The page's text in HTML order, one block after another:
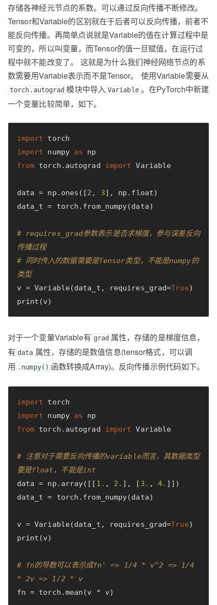
存储各神经元节点的系数。可以通过反向传播不断修改。
Tensor和Variable的区别就在于后者可以反向传播，前者不
能反向传播。再简单点说就是Variable的值在计算过程中是
可变的，所以叫变量，而Tensor的值一旦赋值，在运行过
程中就不能改变了。 这就是为什么我们神经网络节点的系
数需要用Variable表示而不是Tensor。 使用Variable需要从
torch.autograd 模块中导入 Variable 。在PyTorch中新建
一个变量比较简单，如下。
import
torch
import
numpy as
np
from torch.autograd import Variable
data = np . ones ([2 , 3], np . float)
data_t = torch . from_numpy(data)
# requires_grad参数表示是否求梯度，参与误差反向
传播过程
# 同时传入的数据需要是Tensor类型，不能是numpy的
类型
v = Variable(data_t , requires_grad=True)
print (v)
对于一个变量Variable有 grad 属性，存储的是梯度信息，
有 data 属性，存储的是数值信息(tensor格式，可以调
用 .numpy() 函数转换成Array)。反向传播示例代码如下。
import
torch
import
numpy as
np
from torch.autograd import Variable
# 注意对于需要反向传播的variable而言，其数据类型
要是float，不能是int
data = np . array([[ 1. , 2. ], [ 3. , 4. ]])
data_t = torch . from_numpy(data)
v = Variable(data_t , requires_grad=True)
print (v)
# fn的导数可以表示成fn' => 1/4 * v^2 => 1/4
* 2v => 1/2 * v
fn = torch .mean (v * v)